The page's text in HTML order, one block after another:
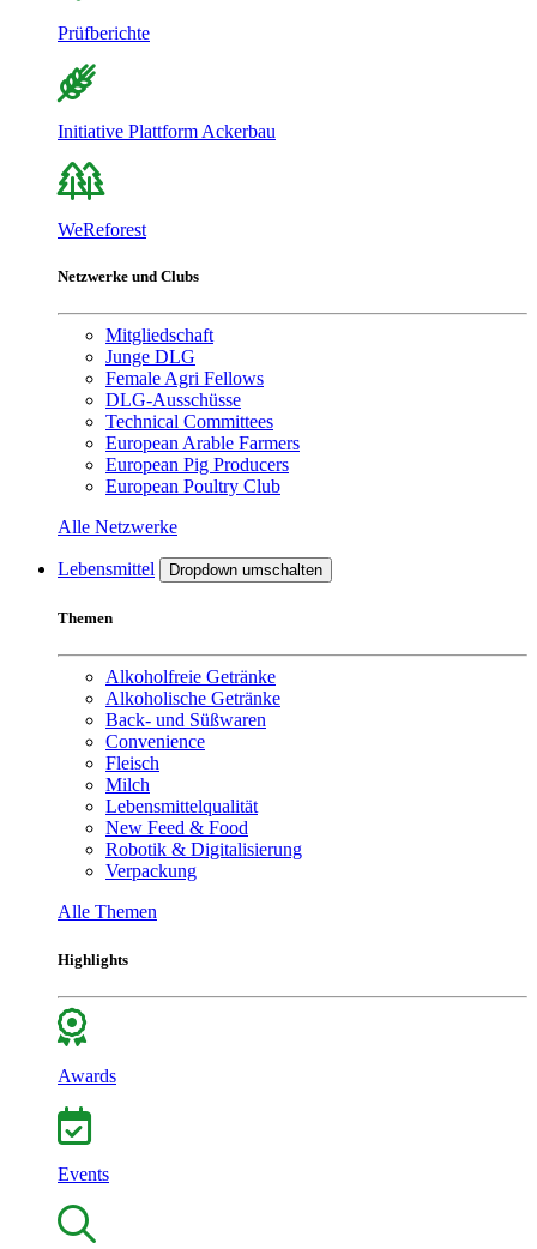
Prüfberichte
Initiative Plattform Ackerbau
WeReforest
Netzwerke und Clubs
Mitgliedschaft
Junge DLG
Female Agri Fellows
DLG-Ausschüsse
Technical Committees
European Arable Farmers
European Pig Producers
European Poultry Club
Alle Netzwerke
Lebensmittel Dropdown umschalten
Themen
Alkoholfreie Getränke
Alkoholische Getränke
Back- und Süßwaren
Convenience
Fleisch
Milch
Lebensmittelqualität
New Feed & Food
Robotik & Digitalisierung
Verpackung
Alle Themen
Highlights
Awards
Events